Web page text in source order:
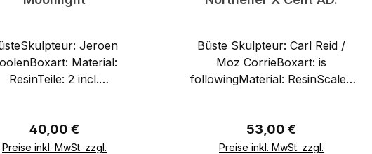
Jeroen
Material:
ResinTeile: 2 incl.
Regulärer Preis:
40,00 €
Preise inkl. MwSt. zzgl.
Büste Skulpteur: Carl Reid /
Moz CorrieBoxart: is
followingMaterial: ResinScale :
Regulärer Preis:
53,00 €
Preise inkl. MwSt. zzgl.